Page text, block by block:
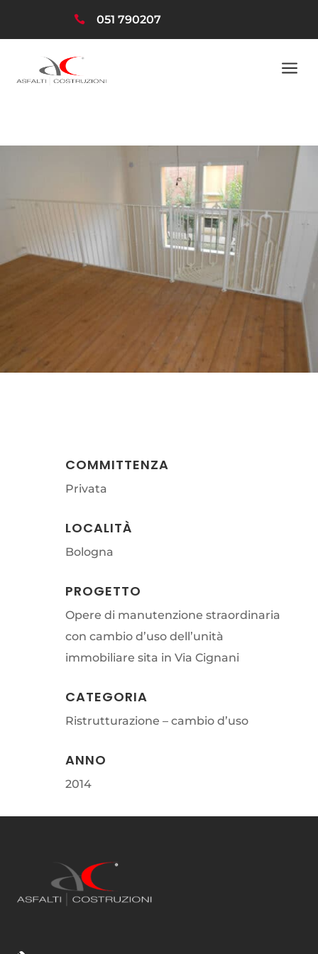
 051 790207
a
COMMITTENZA
Privata
LOCALITÀ
Bologna
PROGETTO
Opere di manutenzione straordinaria
con cambio d’uso dell’unità
immobiliare sita in Via Cignani
CATEGORIA
Ristrutturazione – cambio d’uso
ANNO
2014